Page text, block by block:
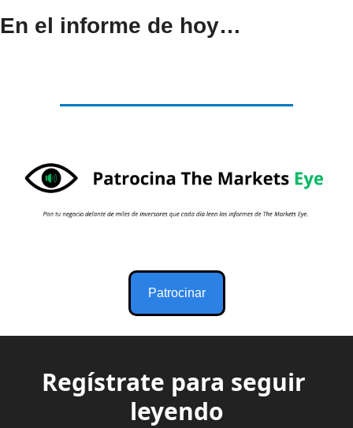
En el informe de hoy…
Patrocinar
Regístrate para seguir
leyendo